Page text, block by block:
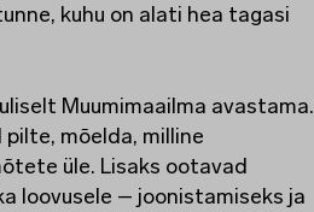
kuhu on alati hea tagasi
Muumimaailma avastama.
mõelda, milline
üle. Lisaks ootavad
loovusele – joonistamiseks ja